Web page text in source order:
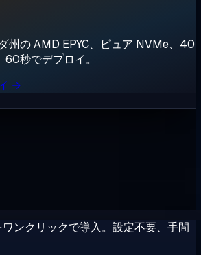
州の AMD EPYC、ピュア NVMe、40
秒でデプロイ。
→
ンクリックで導入。設定不要、手間